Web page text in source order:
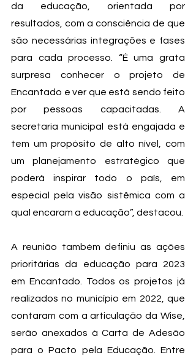
da educação, orientada por
resultados, com a consciência de que
são necessárias integrações e fases
para cada processo. “É uma grata
surpresa conhecer o projeto de
Encantado e ver que está sendo feito
por pessoas capacitadas. A
secretaria municipal está engajada e
tem um propósito de alto nível, com
um planejamento estratégico que
poderá inspirar todo o país, em
especial pela visão sistêmica com a
qual encaram a educação”, destacou.
A reunião também definiu as ações
prioritárias da educação para 2023
em Encantado. Todos os projetos já
realizados no município em 2022, que
contaram com a articulação da Wise,
serão anexados à Carta de Adesão
para o Pacto pela Educação. Entre